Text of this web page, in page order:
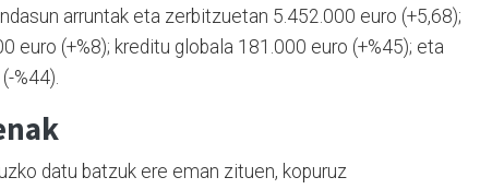
arruntak eta zerbitzuetan 5.452.000 euro (+5,68);
euro (+%8); kreditu globala 181.000 euro (+%45); eta
%44).
datu batzuk ere eman zituen, kopuruz